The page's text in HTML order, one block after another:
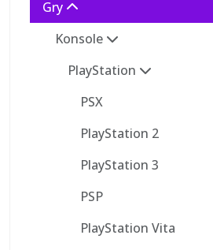
Gry
Konsole
PlayStation
PSX
PlayStation 2
PlayStation 3
PSP
PlayStation Vita